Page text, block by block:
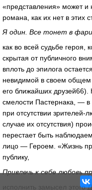
«представления» может и
романа, как их нет в этих
Я один. Все тонет в
как во всей судьбе
скрытая от публичного
вплоть до эпилога
невидимой в своем
его ближайших друзей66).
смелости Пастернака, —
при отсутствии
случае их отсутствия)
перестает быть
лицо — Героем. «Жизнь
публику,
Привлечь к себе любовь
исполнить замысел этого